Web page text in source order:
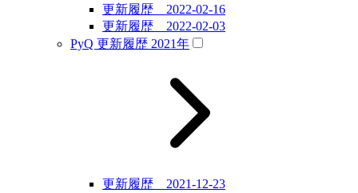
更新履歴 2022-02-16
更新履歴 2022-02-03
PyQ 更新履歴 2021年
更新履歴 2021-12-23